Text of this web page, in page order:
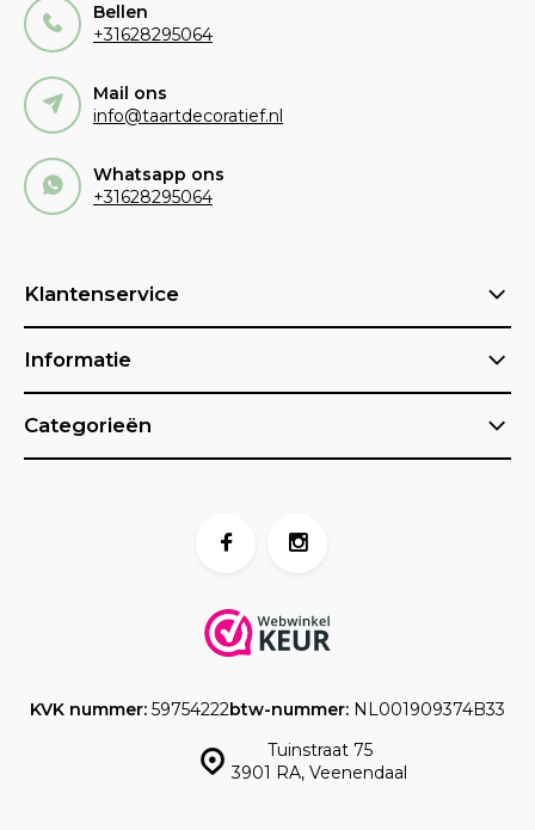
Bellen
+31628295064
Mail ons
info@taartdecoratief.nl
Whatsapp ons
+31628295064
Klantenservice
Informatie
Categorieën
Tuinstraat 75
3901 RA, Veenendaal
KVK nummer: 59754222btw-nummer: NL001909374B33